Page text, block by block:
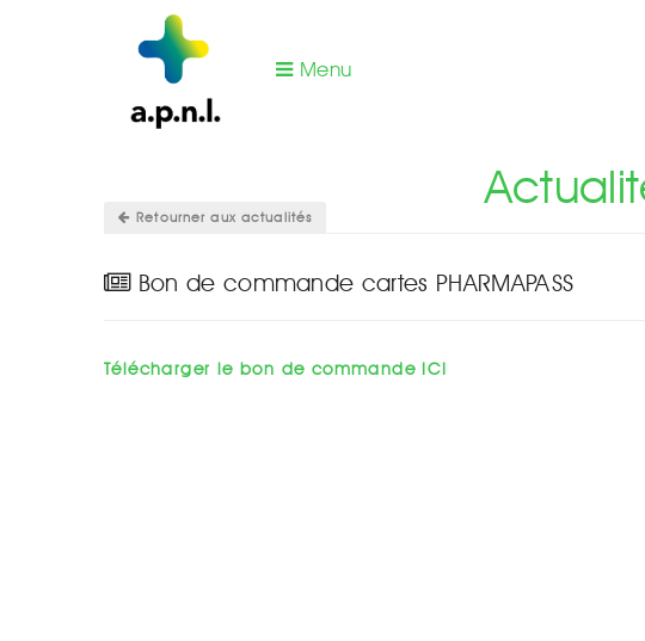
Menu
Retourner aux actualités
Bon de commande cartes PHARMAPASS
Télécharger le bon de commande ICI